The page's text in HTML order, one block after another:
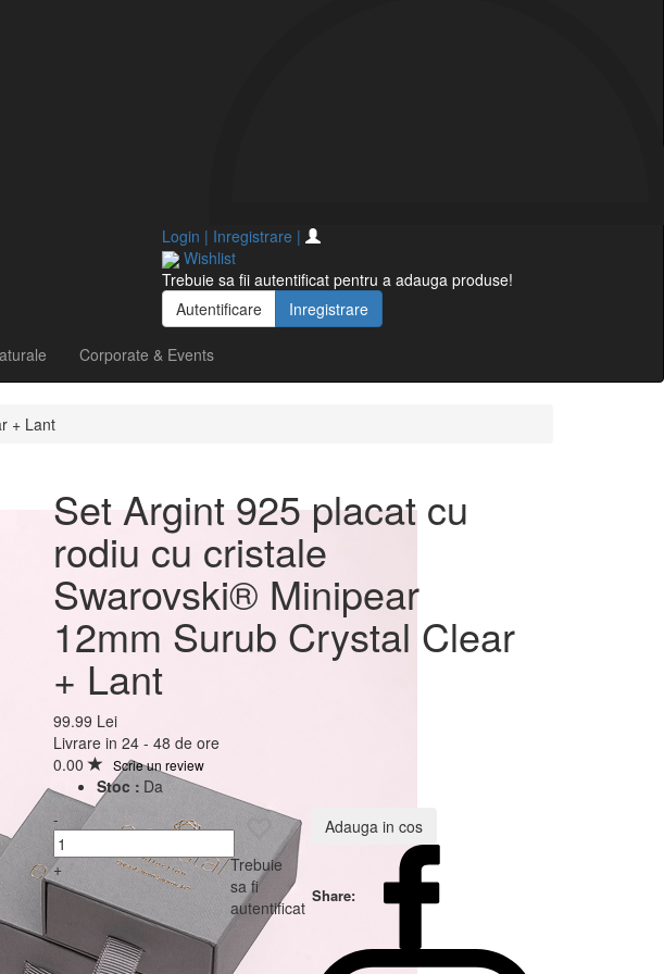
Login | Inregistrare |
Wishlist
Trebuie sa fii autentificat pentru a adauga produse!
Autentificare
Inregistrare
Corporate & Events
+ Lant
placat cu rodiu
Surub Crystal
Set Argint 925 placat cu
rodiu cu cristale
Swarovski® Minipear
12mm Surub Crystal Clear
+ Lant
99.99 Lei
Livrare in 24 - 48 de ore
0.00
Scrie un review
Stoc : Da
-
+
Trebuie
sa fi
autentificat
Adauga in cos
Share: